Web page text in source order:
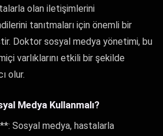
olan iletişimlerini
tanıtmaları için önemli bir
Doktor sosyal medya yönetimi, bu
varlıklarını etkili bir şekilde
olur.
Medya Kullanmalı?
Sosyal medya, hastalarla